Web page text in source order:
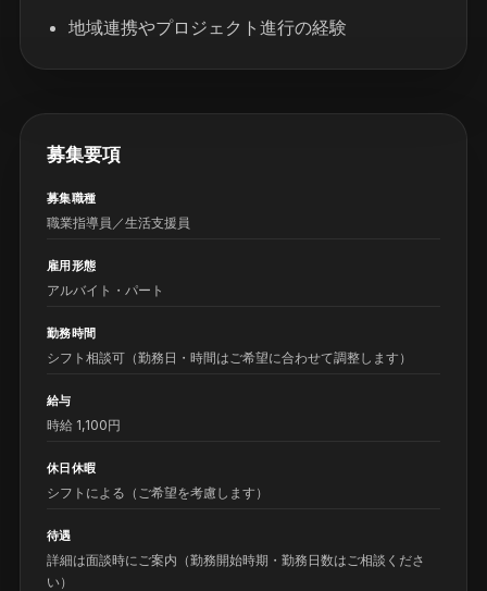
地域連携やプロジェクト進行の経験
募集要項
募集職種
職業指導員／生活支援員
雇用形態
アルバイト・パート
勤務時間
シフト相談可（勤務日・時間はご希望に合わせて調整します）
給与
時給 1,100円
休日休暇
シフトによる（ご希望を考慮します）
待遇
詳細は面談時にご案内（勤務開始時期・勤務日数はご相談くださ
い）